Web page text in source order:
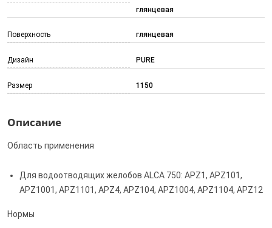
глянцевая
Поверхность глянцевая
Дизайн PURE
Размер 1150
Описание
Область применения
Для водоотводящих желобов ALCA 750: APZ1, APZ101,
APZ1001, APZ1101, APZ4, APZ104, APZ1004, APZ1104, APZ12
Нормы